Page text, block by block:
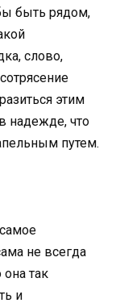
быть рядом,
слово,
этим
надежде, что
путем.
не всегда
она так
и